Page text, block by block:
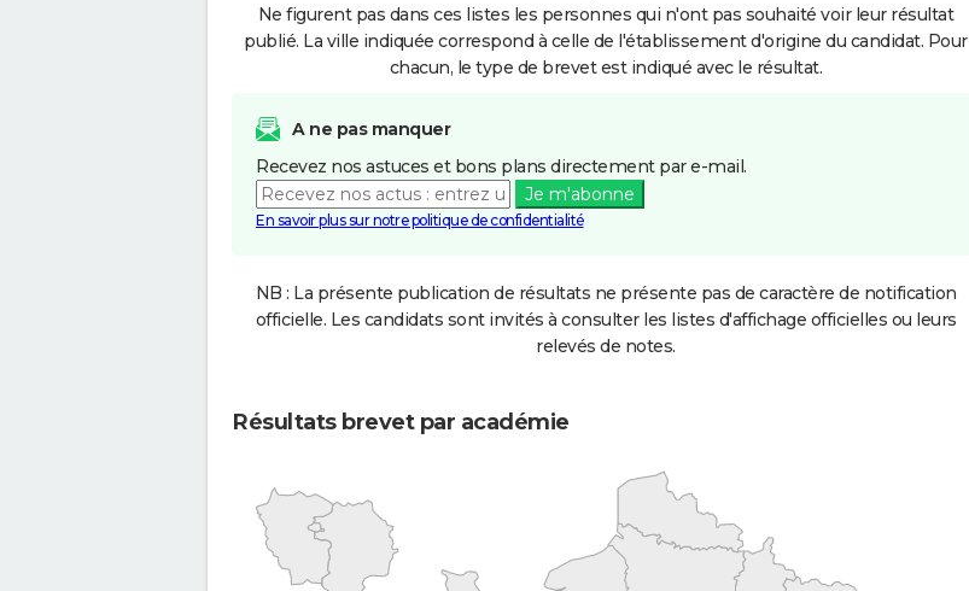
Ne figurent pas dans ces listes les personnes qui n'ont pas souhaité voir leur résultat
publié. La ville indiquée correspond à celle de l'établissement d'origine du candidat. Pour
chacun, le type de brevet est indiqué avec le résultat.
A ne pas manquer
Recevez nos astuces et bons plans directement par e-mail.
Je m'abonne
En savoir plus sur notre politique de confidentialité
NB : La présente publication de résultats ne présente pas de caractère de notification
officielle. Les candidats sont invités à consulter les listes d'affichage officielles ou leurs
relevés de notes.
Résultats brevet par académie